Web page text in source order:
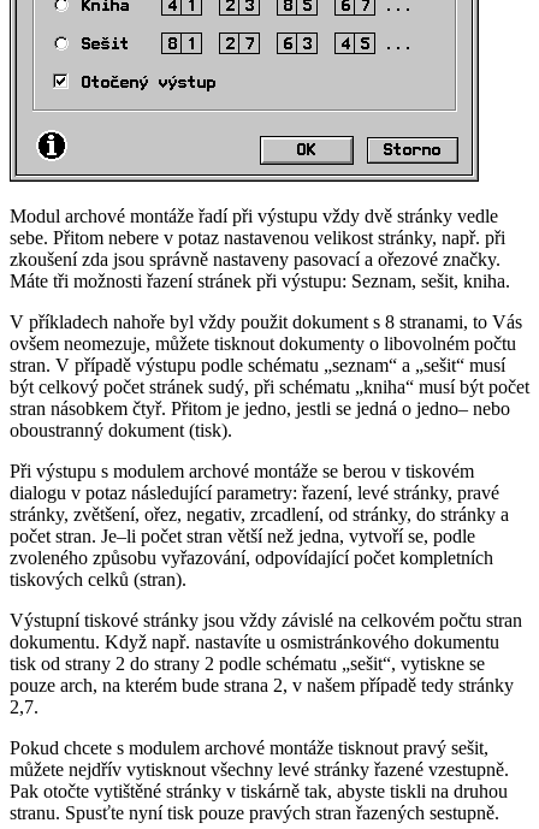
Modul archové montáže řadí při výstupu vždy dvě stránky vedle
sebe. Přitom nebere v potaz nastavenou velikost stránky, např. při
zkoušení zda jsou správně nastaveny pasovací a ořezové značky.
Máte tři možnosti řazení stránek při výstupu: Seznam, sešit, kniha.
V příkladech nahoře byl vždy použit dokument s 8 stranami, to Vás
ovšem neomezuje, můžete tisknout dokumenty o libovolném počtu
stran. V případě výstupu podle schématu
seznam a sešit
musí
být celkový počet stránek sudý, při schématu
kniha
musí být počet
stran násobkem čtyř. Přitom je jedno, jestli se jedná o jedno– nebo
oboustranný dokument (tisk).
Při výstupu s modulem archové montáže se berou v tiskovém
dialogu v potaz následující parametry: řazení, levé stránky, pravé
stránky, zvětšení, ořez, negativ, zrcadlení, od stránky, do stránky a
počet stran. Je–li počet stran větší než jedna, vytvoří se, podle
zvoleného způsobu vyřazování, odpovídající počet kompletních
tiskových celků (stran).
Výstupní tiskové stránky jsou vždy závislé na celkovém počtu stran
dokumentu. Když např. nastavíte u osmistránkového dokumentu
tisk od strany 2 do strany 2 podle schématu
sešit , vytiskne se
pouze arch, na kterém bude strana 2, v našem případě tedy stránky
2,7.
Pokud chcete s modulem archové montáže tisknout pravý sešit,
můžete nejdřív vytisknout všechny levé stránky řazené vzestupně.
Pak otočte vytištěné stránky v tiskárně tak, abyste tiskli na druhou
stranu. Spusťte nyní tisk pouze pravých stran řazených sestupně.